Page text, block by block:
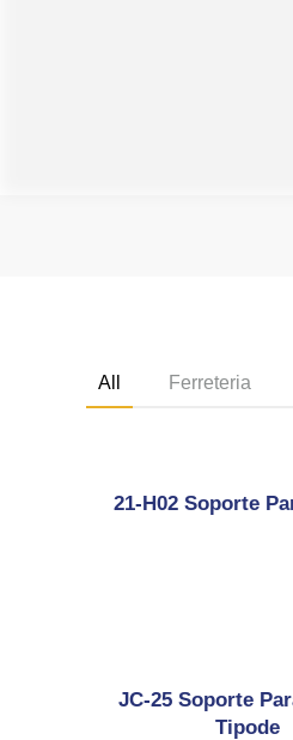
All Ferreteria
21-H02 Soporte
JC-25 Soporte
Tipode